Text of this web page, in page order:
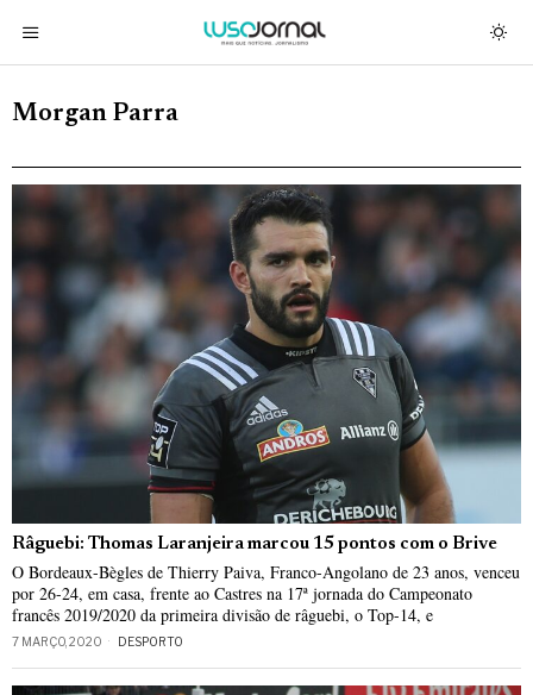
Morgan Parra
Râguebi: Thomas Laranjeira marcou 15 pontos com o Brive
O Bordeaux-Bègles de Thierry Paiva, Franco-Angolano de 23 anos, venceu
por 26-24, em casa, frente ao Castres na 17ª jornada do Campeonato
francês 2019/2020 da primeira divisão de râguebi, o Top-14, e
7 MARÇO, 2020 DESPORTO